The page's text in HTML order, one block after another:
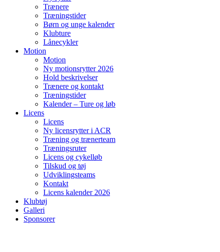
Trænere
Træningstider
Børn og unge kalender
Klubture
Lånecykler
Motion
Motion
Ny motionsrytter 2026
Hold beskrivelser
Trænere og kontakt
Træningstider
Kalender – Ture og løb
Licens
Licens
Ny licensrytter i ACR
Træning og trænerteam
Træningsruter
Licens og cykelløb
Tilskud og tøj
Udviklingsteams
Kontakt
Licens kalender 2026
Klubtøj
Galleri
Sponsorer